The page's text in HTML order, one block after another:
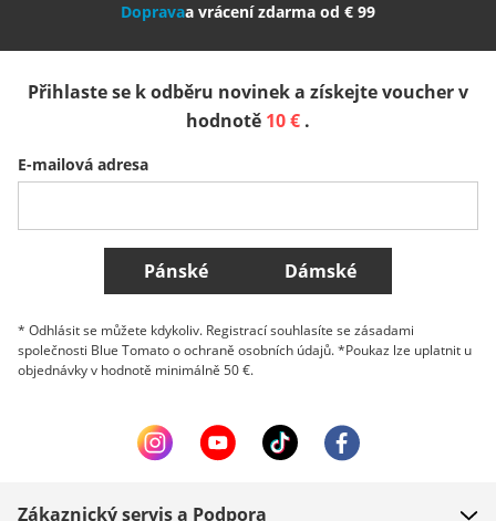
Slovenija
Belgique (Français) Danmark Norge
Všechny země
Dopravaa vrácení zdarma od € 99
Přihlaste se k odběru novinek a získejte voucher v
hodnotě 10 € .
E-mailová adresa
Pánské Dámské
* Odhlásit se můžete kdykoliv. Registrací souhlasíte se zásadami
společnosti Blue Tomato o ochraně osobních údajů. *Poukaz lze uplatnit u
objednávky v hodnotě minimálně 50 €.
Zákaznický servis a Podpora